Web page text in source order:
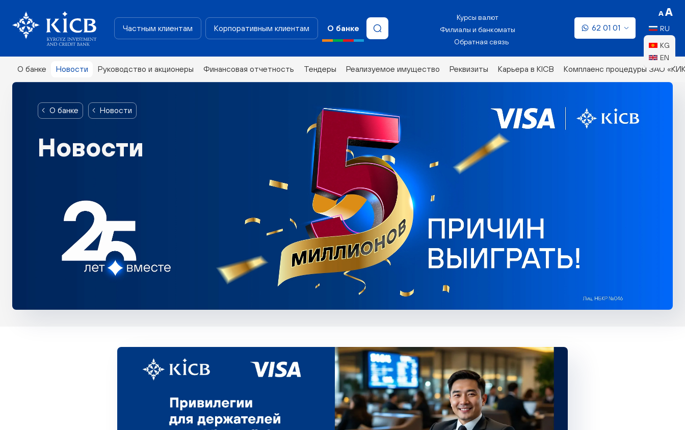
RU
KG
EN
Частным клиентам Корпоративным клиентам О банке
О банке Новости Руководство и акционеры Финансовая отчетность Тендеры Реализуемое имущество Реквизиты Карьера в KICB Комплаенс процедуры ЗАО
Курсы валют
Филиалы и банкоматы
Обратная связь
62 01 01
О банке Новости
Новости